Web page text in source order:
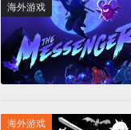
海外游戏
海外游戏